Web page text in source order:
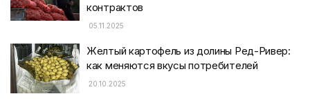
контрактов
05.11.2025
Желтый картофель из долины Ред-Ривер:
как меняются вкусы потребителей
20.10.2025